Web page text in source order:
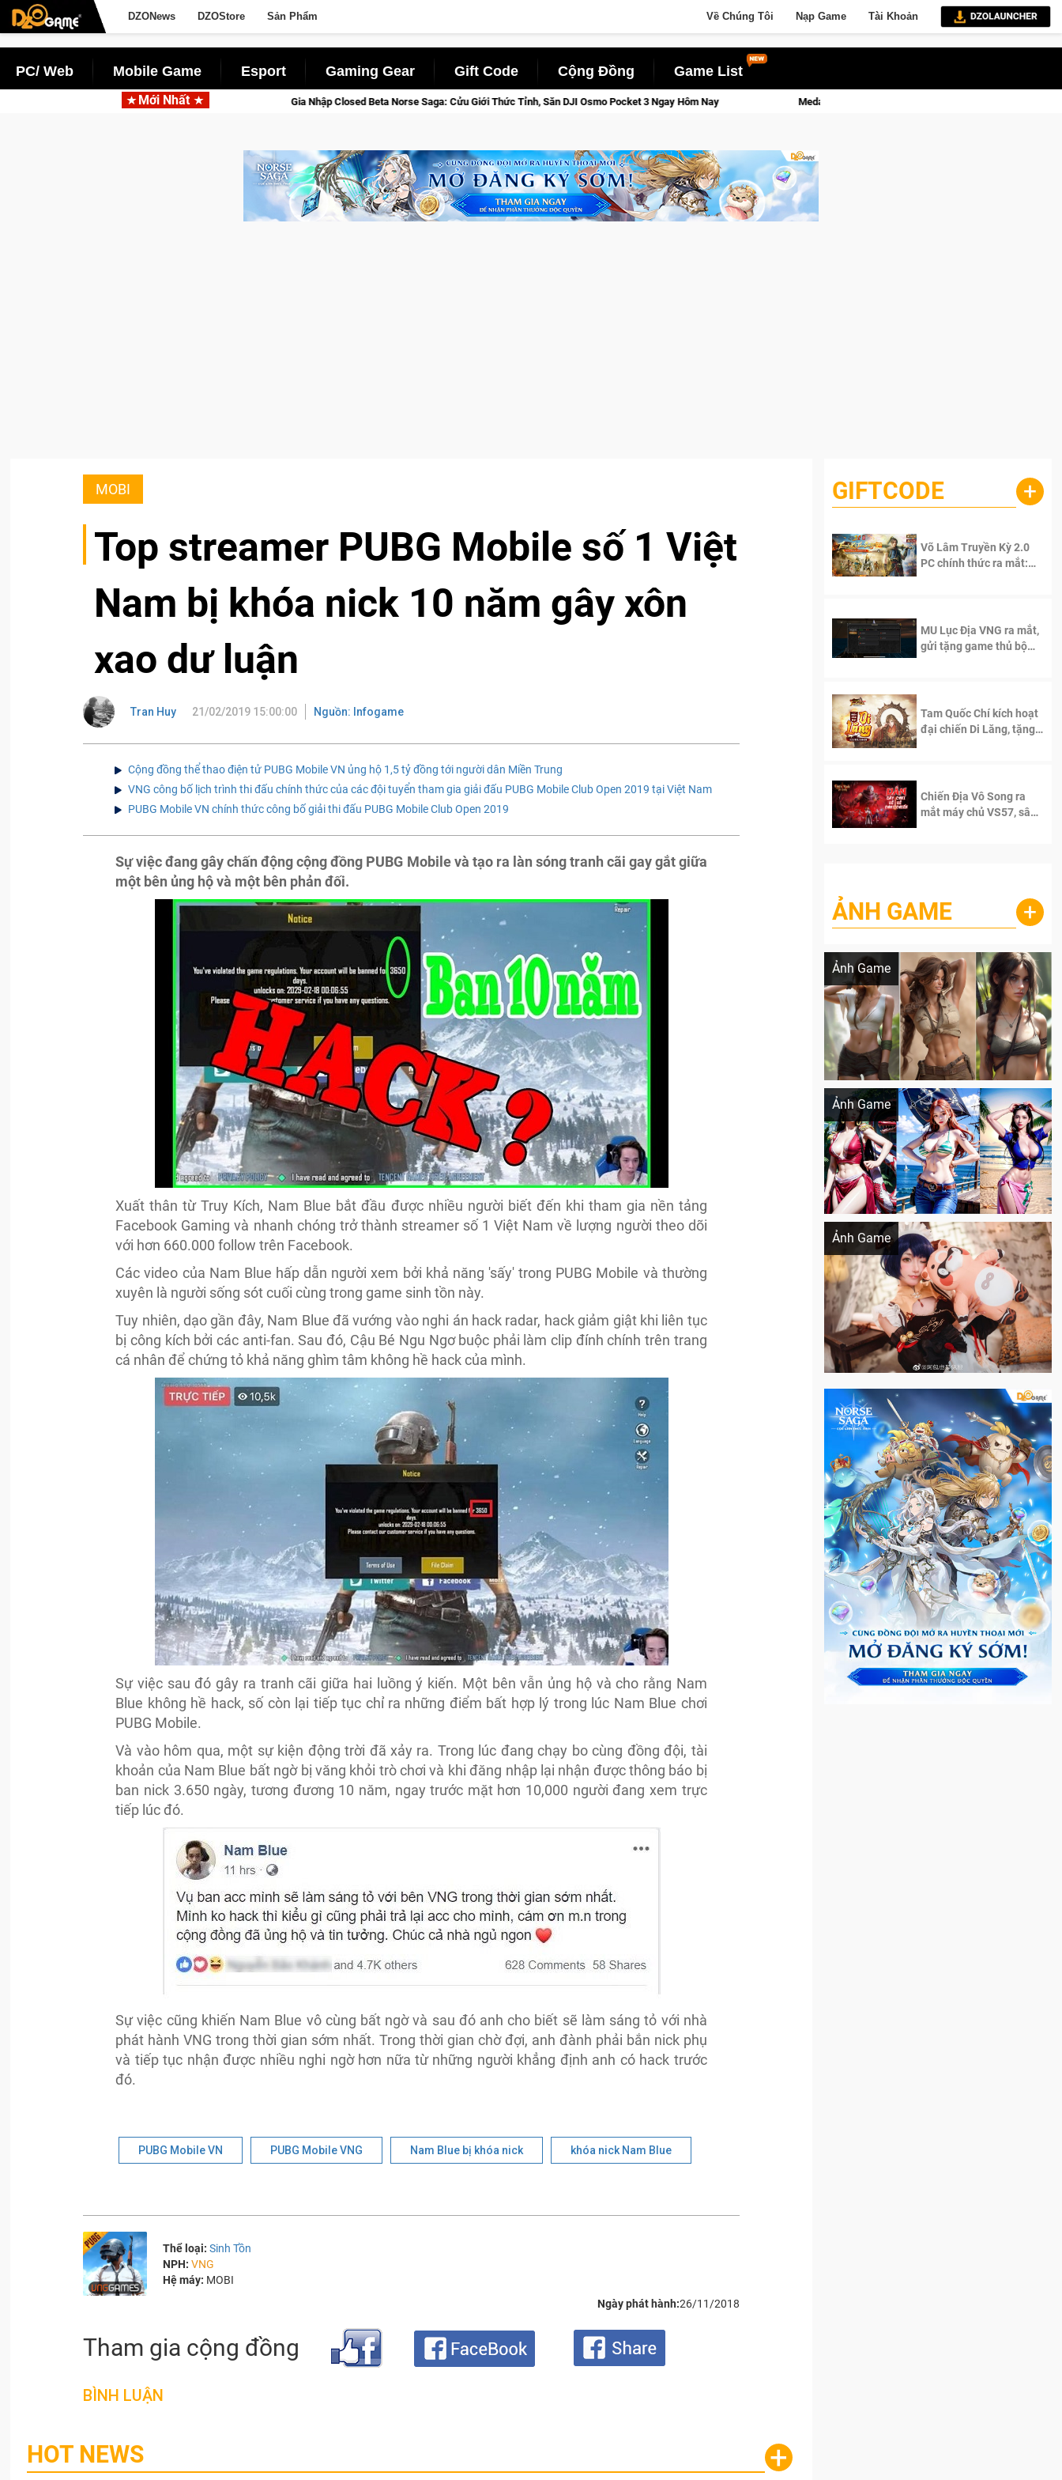
DZONews DZOStore Sản Phẩm Về Chúng Tôi Nạp Game Tài Khoản
PC/ Web Mobile Game Esport Gaming Gear Gift Code Cộng Đồng Game List
Mới Nhất
Gia Nhập Closed Beta Norse Saga: Cửu Giới Thức Tỉnh, Săn DJI Osmo Pocket 3 Ngay Hôm Nay Medal Hunter: Game bắn súng PvP tọa độ đỉnh cao đưa bạn vào các chiến dịch lịch sử
MOBI
Top streamer PUBG Mobile số 1 Việt
Nam bị khóa nick 10 năm gây xôn
xao dư luận
Tran Huy 21/02/2019 15:00:00 Nguồn: Infogame
Cộng đồng thể thao điện tử PUBG Mobile VN ủng hộ 1,5 tỷ đồng tới người dân Miền Trung
VNG công bố lịch trình thi đấu chính thức của các đội tuyển tham gia giải đấu PUBG Mobile Club Open 2019 tại Việt Nam
PUBG Mobile VN chính thức công bố giải thi đấu PUBG Mobile Club Open 2019
Sự việc đang gây chấn động cộng đồng PUBG Mobile và tạo ra làn sóng tranh cãi gay gắt giữa
một bên ủng hộ và một bên phản đối.
Xuất thân từ Truy Kích, Nam Blue bắt đầu được nhiều người biết đến khi tham gia nền tảng
Facebook Gaming và nhanh chóng trở thành streamer số 1 Việt Nam về lượng người theo dõi
với hơn 660.000 follow trên Facebook.
Các video của Nam Blue hấp dẫn người xem bởi khả năng 'sấy' trong PUBG Mobile và thường
xuyên là người sống sót cuối cùng trong game sinh tồn này.
Tuy nhiên, dạo gần đây, Nam Blue đã vướng vào nghi án hack radar, hack giảm giật khi liên tục
bị công kích bởi các anti-fan. Sau đó, Cậu Bé Ngu Ngơ buộc phải làm clip đính chính trên trang
cá nhân để chứng tỏ khả năng ghìm tâm không hề hack của mình.
Sự việc sau đó gây ra tranh cãi giữa hai luồng ý kiến. Một bên vẫn ủng hộ và cho rằng Nam
Blue không hề hack, số còn lại tiếp tục chỉ ra những điểm bất hợp lý trong lúc Nam Blue chơi
PUBG Mobile.
Và vào hôm qua, một sự kiện động trời đã xảy ra. Trong lúc đang chạy bo cùng đồng đội, tài
khoản của Nam Blue bất ngờ bị văng khỏi trò chơi và khi đăng nhập lại nhận được thông báo bị
ban nick 3.650 ngày, tương đương 10 năm, ngay trước mặt hơn 10,000 người đang xem trực
tiếp lúc đó.
Sự việc cũng khiến Nam Blue vô cùng bất ngờ và sau đó anh cho biết sẽ làm sáng tỏ với nhà
phát hành VNG trong thời gian sớm nhất. Trong thời gian chờ đợi, anh đành phải bắn nick phụ
và tiếp tục nhận được nhiều nghi ngờ hơn nữa từ những người khẳng định anh có hack trước
đó.
PUBG Mobile VN PUBG Mobile VNG Nam Blue bị khóa nick khóa nick Nam Blue
Thể loại: Sinh Tồn
NPH: VNG
Hệ máy: MOBI
Ngày phát hành:26/11/2018
Tham gia cộng đồng
BÌNH LUẬN
HOT NEWS +
GIFTCODE +
Võ Lâm Truyền Kỳ 2.0
PC chính thức ra mắt:
MU Lục Địa VNG ra mắt,
gửi tặng game thủ bộ
Tam Quốc Chí kích hoạt
đại chiến Di Lăng, tặng
Chiến Địa Vô Song ra
mắt máy chủ VS57, sân
ẢNH GAME +
Ảnh Game
Lala Croft vừa nóng vừa xinh dưới nét vẽ
Ảnh Game
Khi AI Cosplay gái đẹp One Piece
Ảnh Game
Cosplay Xiangling siêu cute